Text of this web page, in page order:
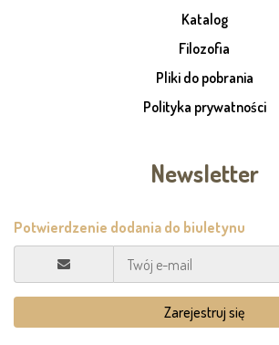
Katalog
Filozofia
Pliki do pobrania
Polityka prywatności
Newsletter